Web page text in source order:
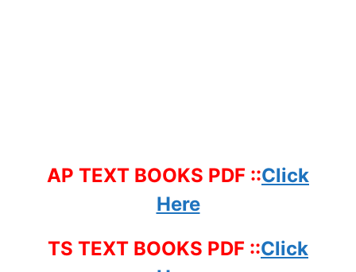
AP TEXT BOOKS PDF ::Click
Here
TS TEXT BOOKS PDF ::Click